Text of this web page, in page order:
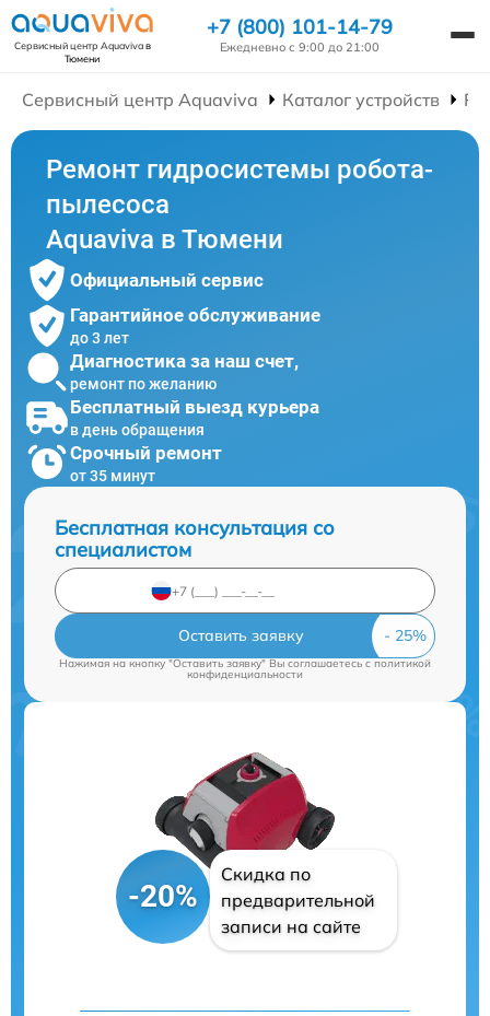
Сервисный центр Aquavivaв
Тюмени
+7 (800) 101-14-79
Ежедневно с 9:00 до 21:00
Сервисный центр Aquaviva Каталог устройств
Ремонт гидросистемы робота-
пылесоса
Aquaviva в Тюмени
Официальный сервис
Гарантийное обслуживание
до 3 лет
Диагностика за наш счет,
ремонт по желанию
Бесплатный выезд курьера
в день обращения
Срочный ремонт
от 35 минут
Бесплатная консультация со
специалистом
Оставить заявку
Нажимая на кнопку "Оставить заявку" Вы соглашаетесь c политикой
конфиденциальности
-20%
Скидка по
предварительной
записи на сайте